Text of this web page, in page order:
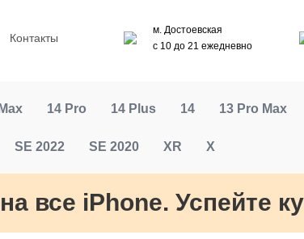
Контакты
м. Достоевская
с 10 до 21 ежедневно
14 Pro 14 Plus 14 13 Pro Max
SE 2022 SE 2020 XR X
на все iPhone. Успейте